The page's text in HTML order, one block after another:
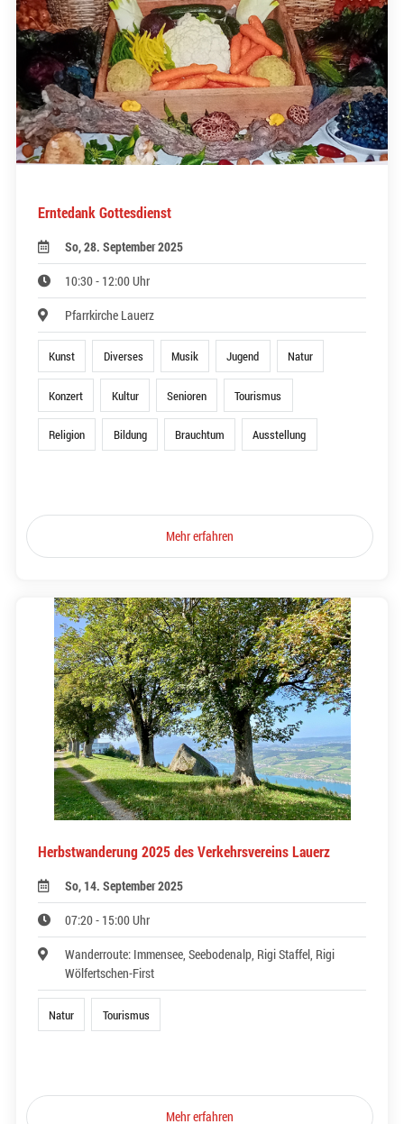
Erntedank Gottesdienst
So, 28. September 2025
10:30 - 12:00 Uhr
Pfarrkirche Lauerz
Kunst Diverses Musik Jugend Natur
Konzert Kultur Senioren Tourismus
Religion Bildung Brauchtum Ausstellung
Mehr erfahren
Herbstwanderung 2025 des Verkehrsvereins Lauerz
So, 14. September 2025
07:20 - 15:00 Uhr
Wanderroute: Immensee, Seebodenalp, Rigi Staffel, Rigi
Wölfertschen-First
Natur Tourismus
Mehr erfahren